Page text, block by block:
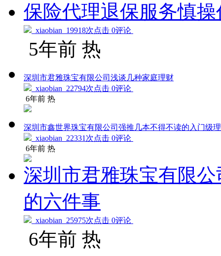
保险代理退保服务慎
xiaobian 19918次点击 0评论
5年前 热
深圳市君雅珠宝有限公司浅谈几种家庭理财
xiaobian 22794次点击 0评论
6年前 热
深圳市鑫世界珠宝有限公司强推几本不得不读的入门级
xiaobian 22331次点击 0评论
6年前 热
深圳市君雅珠宝有限
的六件事
xiaobian 25975次点击 0评论
6年前 热